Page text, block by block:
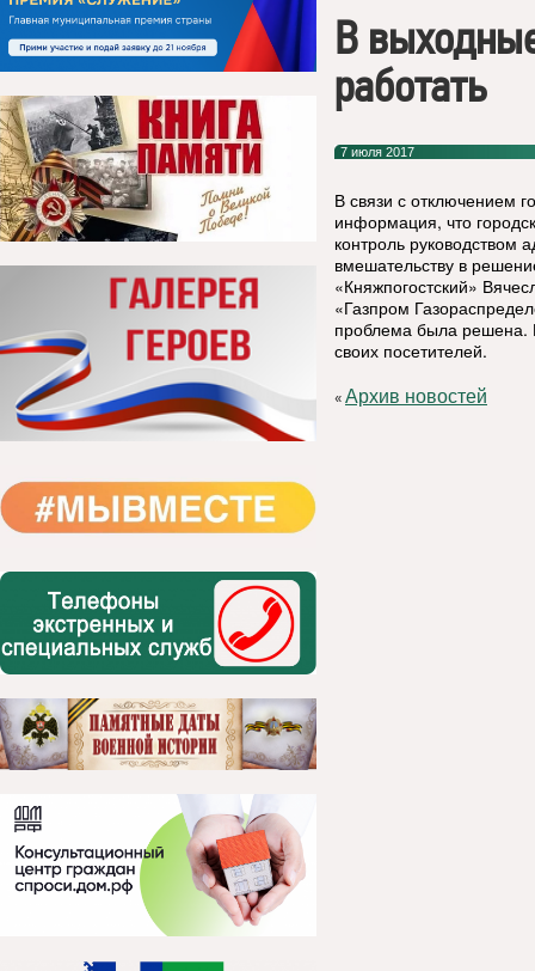
В
работать
7 июля 2017
В связи с отключением
информация, что
контроль руководством
вмешательству в
«Княжпогостский»
«Газпром
проблема была решена.
своих посетителей.
«Архив новостей